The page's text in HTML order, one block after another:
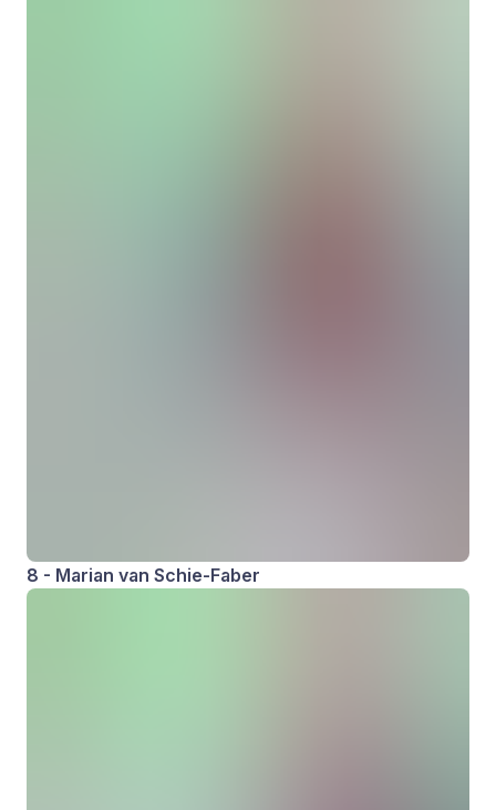
8 - Marian van Schie-Faber